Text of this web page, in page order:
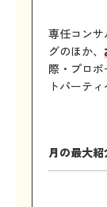
専任コン
グのほか、
際・プロ
トパーテ
月の最大